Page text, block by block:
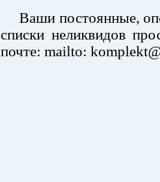
Ваши постоянные,
списки неликвидов
почте: mailto: